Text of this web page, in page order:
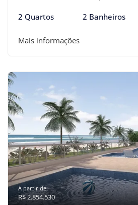
2 Quartos 2 Banheiros
Mais informações
A partir de:
R$ 2.854.530